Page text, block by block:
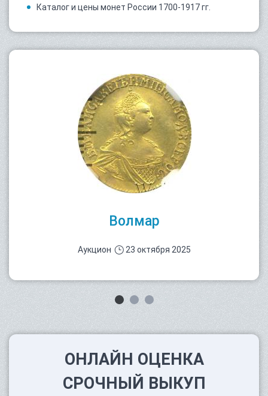
Каталог и цены монет России 1700-1917 гг.
Волмар
Аукцион 23 октября 2025
ОНЛАЙН ОЦЕНКА
СРОЧНЫЙ ВЫКУП